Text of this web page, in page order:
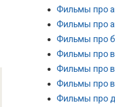
Фильмы про
Фильмы про
Фильмы про
Фильмы про
Фильмы про
Фильмы про
Фильмы про